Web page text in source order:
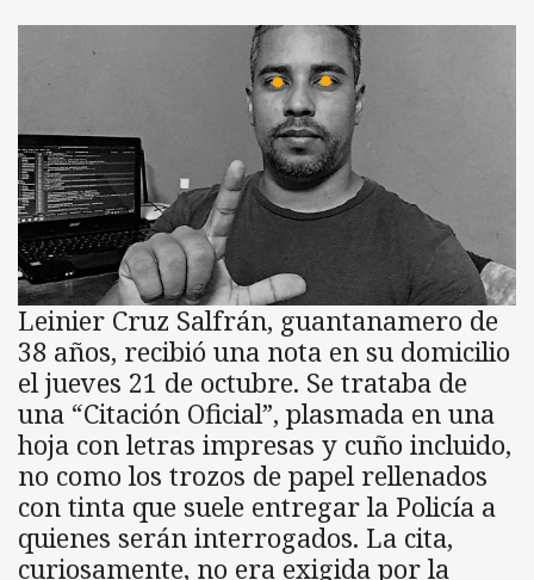
Leinier Cruz Salfrán, guantanamero de
38 años, recibió una nota en su domicilio
el jueves 21 de octubre. Se trataba de
una “Citación Oficial”, plasmada en una
hoja con letras impresas y cuño incluido,
no como los trozos de papel rellenados
con tinta que suele entregar la Policía a
quienes serán interrogados. La cita,
curiosamente, no era exigida por la